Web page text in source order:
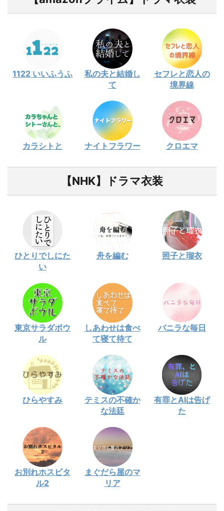
1122 いいふうふ
私の夫と結婚し
て
セフレと恋人の
境界線
カラシトと ナイトフラワー クロエマ
【NHK】ドラマ衣装
ひとりでしにた
い
舟を編む 照子と瑠衣
東京サラダボウ
ル
しあわせは食べ
て寝て待て
バニラな毎日
ひらやすみ
テミスの不確か
な法廷
有罪とAIは告げ
た
お別れホスピタ
ル2
まぐだら屋のマ
リア